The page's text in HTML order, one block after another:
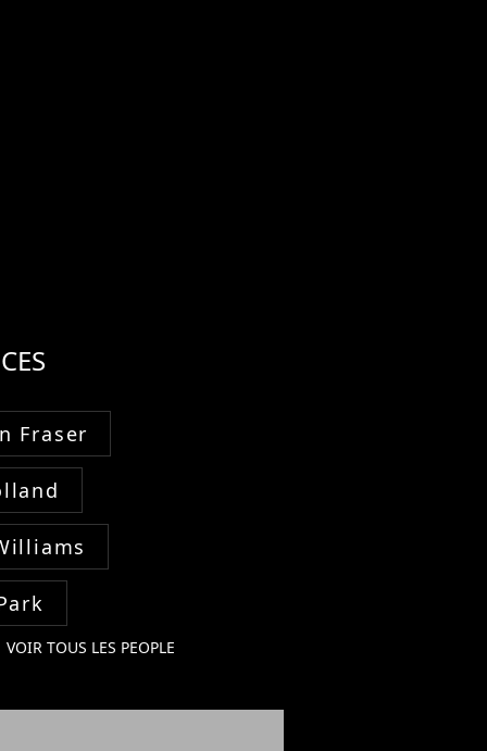
Fraser
VOIR TOUS LES PEOPLE